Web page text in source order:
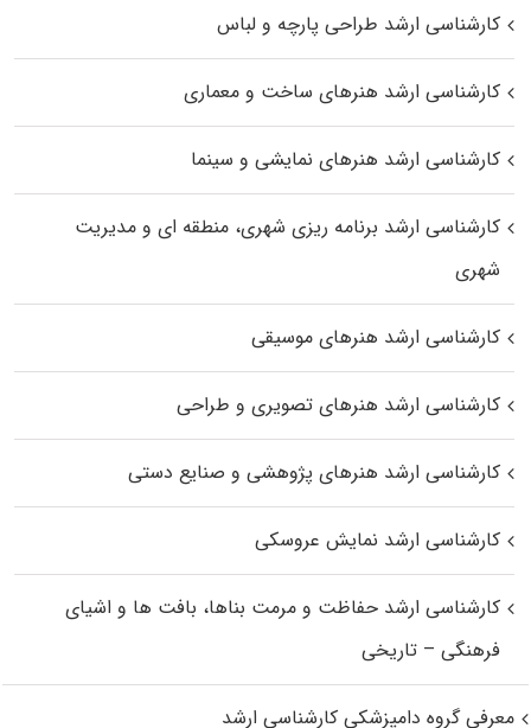
کارشناسی ارشد طراحی پارچه و لباس
کارشناسی ارشد هنرهای ساخت و معماری
کارشناسی ارشد هنرهای نمایشی و سینما
کارشناسی ارشد برنامه ریزی شهری، منطقه‌ ای و مدیریت
شهری
کارشناسی ارشد هنرهای موسیقی
کارشناسی ارشد هنرهای تصویری و طراحی
کارشناسی ارشد هنرهای پژوهشی و صنایع دستی
کارشناسی ارشد نمایش عروسکی
کارشناسی ارشد حفاظت و مرمت بناها، بافت‌ ها و اشیای
فرهنگی – تاریخی
معرفی گروه دامپزشکی کارشناسی ارشد